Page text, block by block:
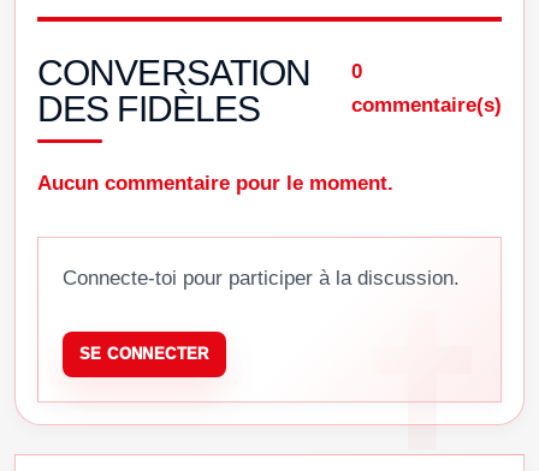
CONVERSATION
DES FIDÈLES
0
commentaire(s)
Aucun commentaire pour le moment.
Connecte-toi pour participer à la discussion.
SE CONNECTER